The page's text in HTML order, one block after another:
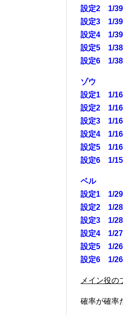
設定2 1/
設定3 1/
設定4 1/
設定5 1/
設定6 1/
ゾウ
設定1 1/
設定2 1/
設定3 1/
設定4 1/
設定5 1/
設定6 1/
ベル
設定1 1/
設定2 1/
設定3 1/
設定4 1/
設定5 1/
設定6 1/
メイン役の
確率が確率